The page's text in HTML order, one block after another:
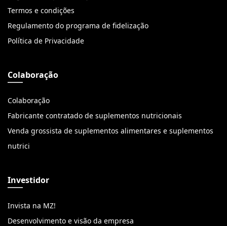
Termos e condições
Regulamento do programa de fidelização
Política de Privacidade
Colaboração
Colaboração
Fabricante contratado de suplementos nutricionais
Venda grossista de suplementos alimentares e suplementos
nutrici
Investidor
Invista na MZ!
Desenvolvimento e visão da empresa